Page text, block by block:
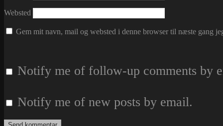
Websted
Gem mit navn, mail og websted i denne browser til næste gang
Notify me of follow-up comments by
Notify me of new posts by email.